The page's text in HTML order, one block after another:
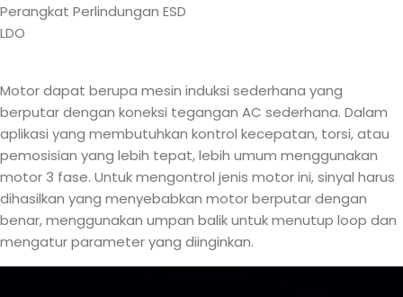
Perangkat Perlindungan ESD
LDO
Motor dapat berupa mesin induksi sederhana yang
berputar dengan koneksi tegangan AC sederhana. Dalam
aplikasi yang membutuhkan kontrol kecepatan, torsi, atau
pemosisian yang lebih tepat, lebih umum menggunakan
motor 3 fase. Untuk mengontrol jenis motor ini, sinyal harus
dihasilkan yang menyebabkan motor berputar dengan
benar, menggunakan umpan balik untuk menutup loop dan
mengatur parameter yang diinginkan.